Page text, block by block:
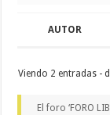
AUTOR
Viendo 2 entradas -
El foro ‘FORO